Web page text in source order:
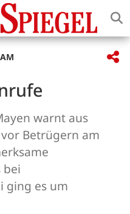
warnt aus
Betrügern am
bei
ging es um